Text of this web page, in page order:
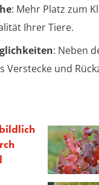
: Mehr Platz zum
Ihrer Tiere.
: Neben
Verstecke und